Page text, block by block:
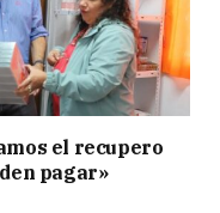
el recupero
pagar»